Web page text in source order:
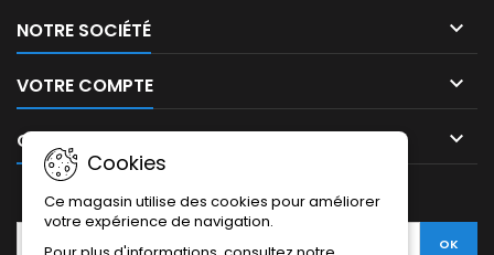
NOTRE SOCIÉTÉ 
VOTRE COMPTE 
CONTACT 
Cookies
Ce magasin utilise des cookies pour améliorer
votre expérience de navigation.
LETTRE D'INFORMATIONS